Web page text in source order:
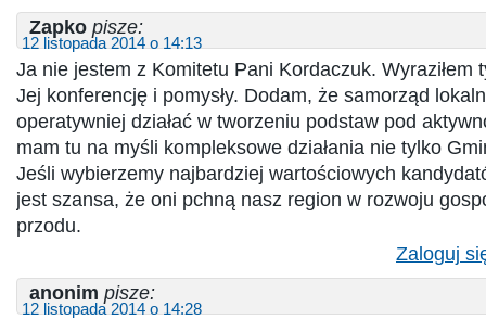
Zapko pisze:
12 listopada 2014 o 14:13
Ja nie jestem z Komitetu Pani Kordaczuk. Wyraziłem
Jej konferencję i pomysły. Dodam, że samorząd
operatywniej działać w tworzeniu podstaw pod
mam tu na myśli kompleksowe działania nie tylko
Jeśli wybierzemy najbardziej wartościowych
jest szansa, że oni pchną nasz region w rozwoju
przodu.
Zaloguj
anonim pisze:
12 listopada 2014 o 14:28